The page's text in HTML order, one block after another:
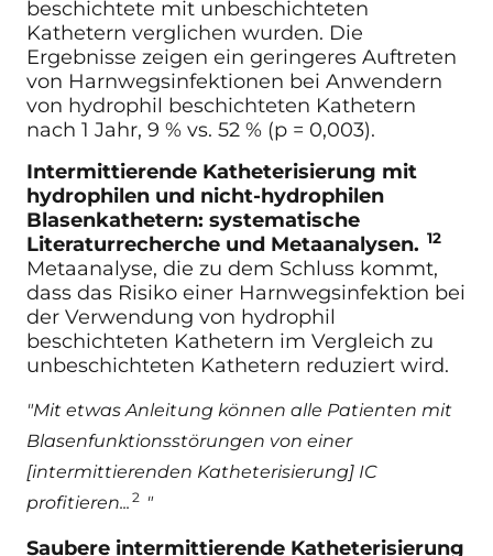
beschichtete mit unbeschichteten
Kathetern verglichen wurden. Die
Ergebnisse zeigen ein geringeres Auftreten
von Harnwegsinfektionen bei Anwendern
von hydrophil beschichteten Kathetern
nach 1 Jahr, 9 % vs. 52 % (p = 0,003).
Intermittierende Katheterisierung mit
hydrophilen und nicht-hydrophilen
Blasenkathetern: systematische
Literaturrecherche und Metaanalysen. 12
Metaanalyse, die zu dem Schluss kommt,
dass das Risiko einer Harnwegsinfektion bei
der Verwendung von hydrophil
beschichteten Kathetern im Vergleich zu
unbeschichteten Kathetern reduziert wird.
"Mit etwas Anleitung können alle Patienten mit
Blasenfunktionsstörungen von einer
[intermittierenden Katheterisierung] IC
profitieren... 2 "
Saubere intermittierende Katheterisierung